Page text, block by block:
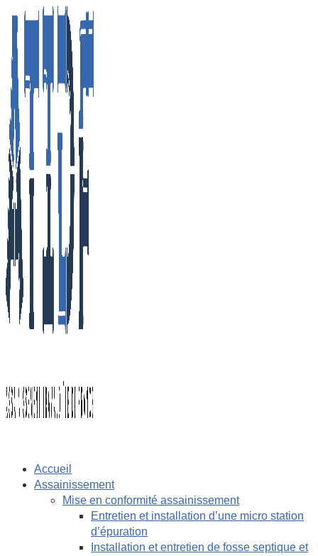
Accueil
Assainissement
Mise en conformité assainissement
Entretien et installation d’une micro station
d’épuration
Installation et entretien de fosse septique et